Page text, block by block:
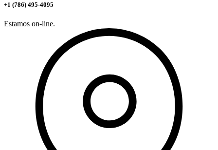
+1 (786) 495-4095
Estamos on-line.